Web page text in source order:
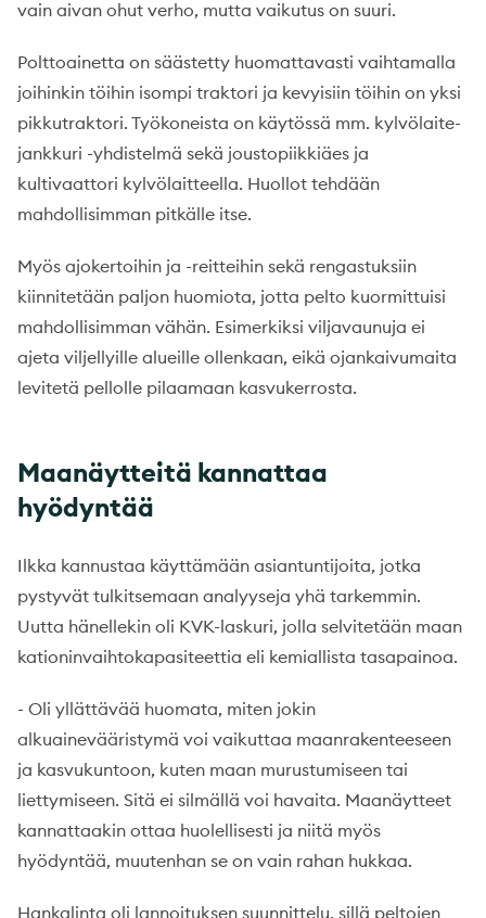
vain aivan ohut verho, mutta vaikutus on suuri.
Polttoainetta on säästetty huomattavasti vaihtamalla
joihinkin töihin isompi traktori ja kevyisiin töihin on yksi
pikkutraktori. Työkoneista on käytössä mm. kylvölaite-
jankkuri -yhdistelmä sekä joustopiikkiäes ja
kultivaattori kylvölaitteella. Huollot tehdään
mahdollisimman pitkälle itse.
Myös ajokertoihin ja -reitteihin sekä rengastuksiin
kiinnitetään paljon huomiota, jotta pelto kuormittuisi
mahdollisimman vähän. Esimerkiksi viljavaunuja ei
ajeta viljellyille alueille ollenkaan, eikä ojankaivumaita
levitetä pellolle pilaamaan kasvukerrosta.
Maanäytteitä kannattaa
hyödyntää
Ilkka kannustaa käyttämään asiantuntijoita, jotka
pystyvät tulkitsemaan analyyseja yhä tarkemmin.
Uutta hänellekin oli KVK-laskuri, jolla selvitetään maan
kationinvaihtokapasiteettia eli kemiallista tasapainoa.
- Oli yllättävää huomata, miten jokin
alkuainevääristymä voi vaikuttaa maanrakenteeseen
ja kasvukuntoon, kuten maan murustumiseen tai
liettymiseen. Sitä ei silmällä voi havaita. Maanäytteet
kannattaakin ottaa huolellisesti ja niitä myös
hyödyntää, muutenhan se on vain rahan hukkaa.
Hankalinta oli lannoituksen suunnittelu, sillä peltojen